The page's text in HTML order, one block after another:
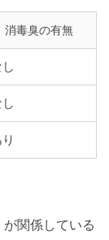
消毒臭の有無
関係している